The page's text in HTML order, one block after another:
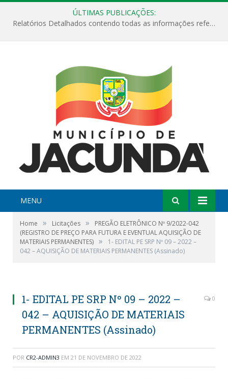
ÚLTIMAS PUBLICAÇÕES:
Relatórios Detalhados contendo todas as informações referentes a execução de recursos destinados ao fomento de projetos culturais no Município de Jacundá entre os anos de 2022 ao presente ano de 2026.
MENU
Home » Licitações »
PREGÃO ELETRÔNICO Nº 9/2022-042
(REGISTRO DE PREÇO PARA FUTURA E EVENTUAL AQUISIÇÃO DE
MATERIAIS PERMANENTES) »
1- EDITAL PE SRP Nº 09 – 2022 –
042 – AQUISIÇÃO DE MATERIAIS PERMANENTES (Assinado)
1- EDITAL PE SRP Nº 09 – 2022 –
042 – AQUISIÇÃO DE MATERIAIS
PERMANENTES (Assinado)
0
POR CR2-ADMIN3 EM 21 DE NOVEMBRO DE 2022